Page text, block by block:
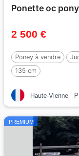
Ponette oc
2 500 €
Poney à vendre
135 cm
Haute-Vienne
PREMIUM